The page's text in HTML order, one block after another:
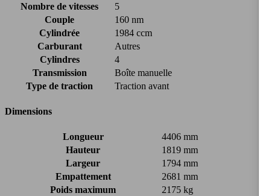
Nombre de vitesses
5
Couple
160 nm
Cylindrée
1984 ccm
Carburant
Autres
Cylindres
4
Transmission
Boîte manuelle
Type de traction
Traction avant
Dimensions
Longueur
4406 mm
Hauteur
1819 mm
Largeur
1794 mm
Empattement
2681 mm
Poids maximum
2175 kg